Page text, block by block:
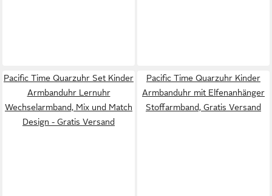
Pacific Time Quarzuhr Set Kinder
Armbanduhr Lernuhr
Wechselarmband, Mix und Match
Design - Gratis Versand
Pacific Time Quarzuhr Kinder
Armbanduhr mit Elfenanhänger
Stoffarmband, Gratis Versand